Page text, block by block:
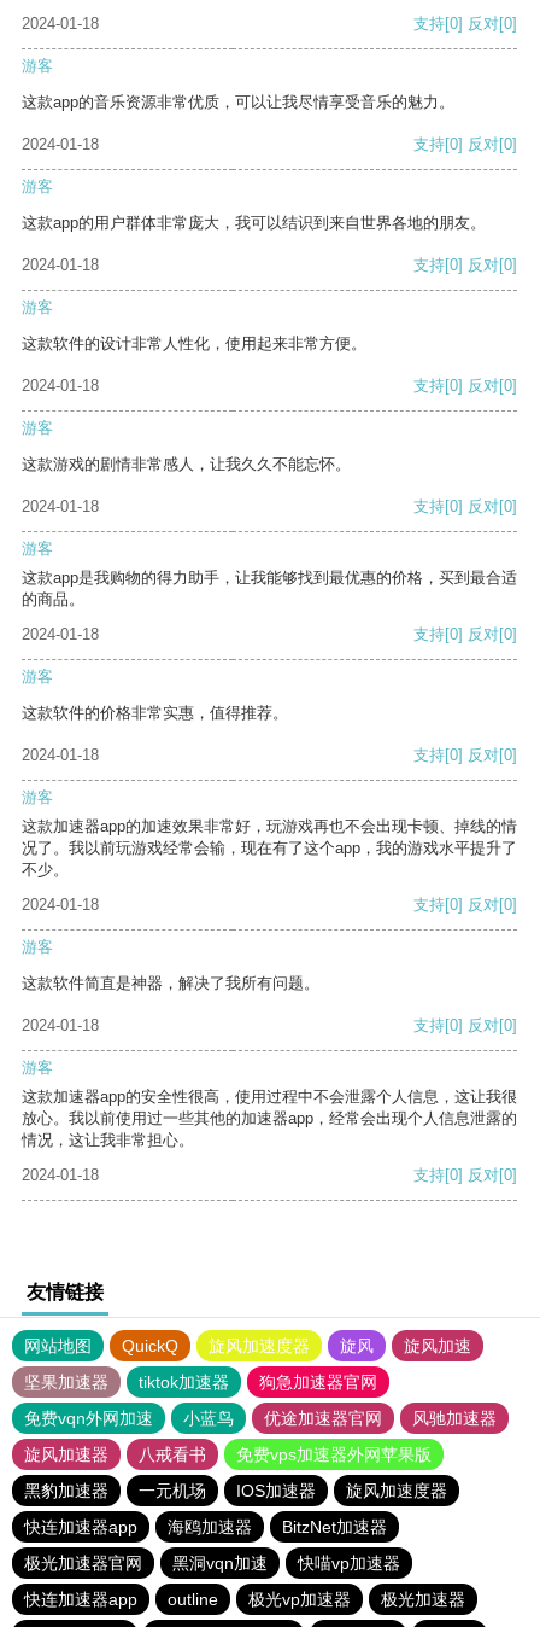
2024-01-18
支持[0] 反对[0]
游客
这款app的音乐资源非常优质，可以让我尽情享受音乐的魅力。
2024-01-18 支持[0] 反对[0]
游客
这款app的用户群体非常庞大，我可以结识到来自世界各地的朋友。
2024-01-18 支持[0] 反对[0]
游客
这款软件的设计非常人性化，使用起来非常方便。
2024-01-18 支持[0] 反对[0]
游客
这款游戏的剧情非常感人，让我久久不能忘怀。
2024-01-18 支持[0] 反对[0]
游客
这款app是我购物的得力助手，让我能够找到最优惠的价格，买到最合适
的商品。
2024-01-18
支持[0] 反对[0]
游客
这款软件的价格非常实惠，值得推荐。
2024-01-18 支持[0] 反对[0]
游客
这款加速器app的加速效果非常好，玩游戏再也不会出现卡顿、掉线的情
况了。我以前玩游戏经常会输，现在有了这个app，我的游戏水平提升了
不少。
2024-01-18
支持[0] 反对[0]
游客
这款软件简直是神器，解决了我所有问题。
2024-01-18 支持[0] 反对[0]
游客
这款加速器app的安全性很高，使用过程中不会泄露个人信息，这让我很
放心。我以前使用过一些其他的加速器app，经常会出现个人信息泄露的
情况，这让我非常担心。
2024-01-18
支持[0] 反对[0]
友情链接
网站地图 QuickQ 旋风加速度器 旋风
旋风加速
坚果加速器
tiktok加速器
狗急加速器官网
免费vqn外网加速
小蓝鸟 优途加速器官网
风驰加速器
旋风加速器
八戒看书
免费vps加速器外网苹果版
黑豹加速器
一元机场 IOS加速器
旋风加速度器
快连加速器app
海鸥加速器
BitzNet加速器
极光加速器官网
黑洞vqn加速
快喵vp加速器
快连加速器app
outline 极光vp加速器
极光加速器